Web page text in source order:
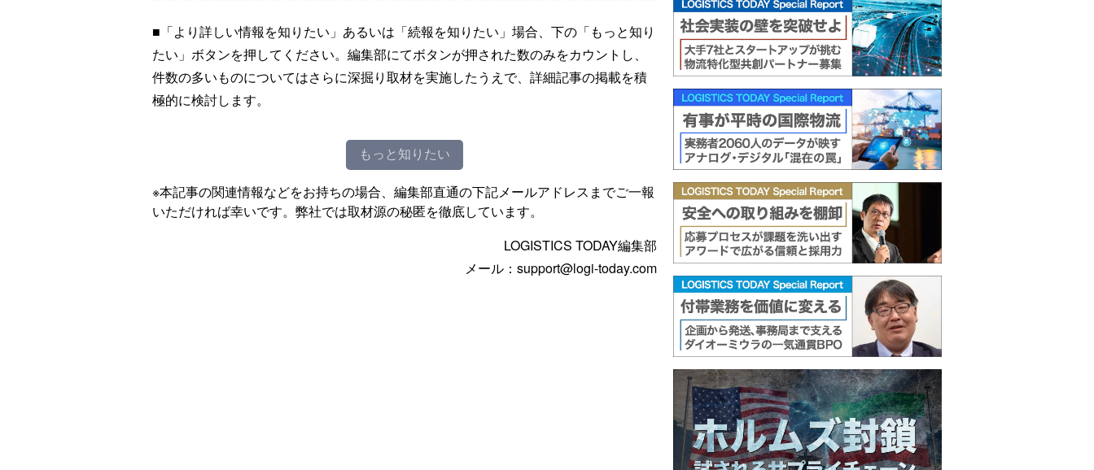
■「より詳しい情報を知りたい」あるいは「続報を知りたい」場合、下の「もっと知り
たい」ボタンを押してください。編集部にてボタンが押された数のみをカウントし、
件数の多いものについてはさらに深掘り取材を実施したうえで、詳細記事の掲載を積
極的に検討します。
もっと知りたい
※本記事の関連情報などをお持ちの場合、編集部直通の下記メールアドレスまでご一報
いただければ幸いです。弊社では取材源の秘匿を徹底しています。
LOGISTICS TODAY編集部
メール：support@logi-today.com